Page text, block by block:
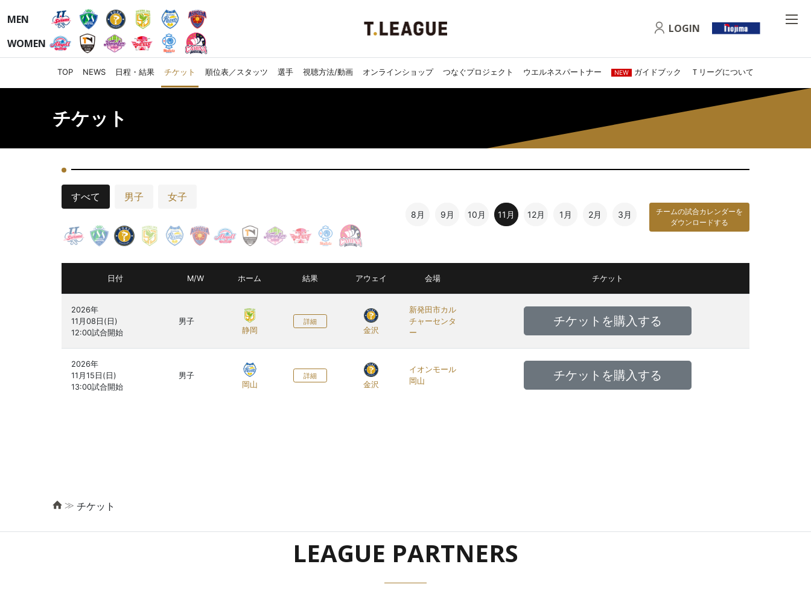
MEN
WOMEN
LOGIN
TOP NEWS 日程・結果 チケット 順位表／スタッツ 選手 視聴方法/動画 オンラインショップ つなぐプロジェクト ウエルネスパートナー NEW ガイドブック Ｔリーグについて
チケット
すべて 男子 女子
8月 9月 10月 11月 12月 1月 2月 3月
チームの試合カレンダーを
ダウンロードする
日付 M/W ホーム 結果 アウェイ 会場 チケット
2026年
11月08日(日)
男子
静岡
詳細
金沢
新発田市カル
チャーセンタ
ー
チケットを購入する
2026年
11月15日(日)
男子
岡山
詳細
金沢
イオンモール
岡山
チケットを購入する
≫ チケット
LEAGUE PARTNERS